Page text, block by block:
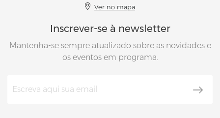
Ver no mapa
Inscrever-se à newsletter
Mantenha-se sempre atualizado sobre as novidades e
os eventos em programa.